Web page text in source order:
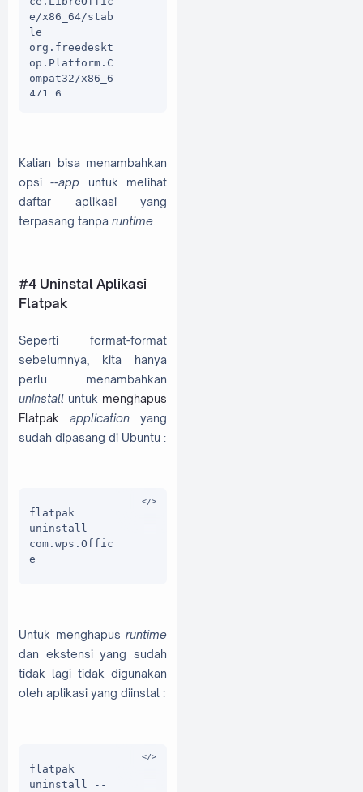
e/x86_64/stab
le
org.freedeskt
op.Platform.C
ompat32/x86_6
4/1.6
1.6
org.freedeskt
op.Platform/x
86_64/1.6
org.gtk.Gtk3t
Kalian bisa menambahkan
opsi--app untuk melihat
daftar aplikasi yang
terpasang tanpa runtime
#4 Uninstal Aplikasi
Flatpak
Seperti format-format
sebelumnya, kita hanya
perlu menambahkan
uninstall untuk menghapus
Flatpak
application yang
sudah dipasang di Ubuntu :
flatpak
uninstall
com.wps.Offic
e
Untuk menghapus runtime
dan ekstensi yang sudah
tidak lagi tidak digunakan
oleh aplikasi yang diinstal :
flatpak
uninstall --